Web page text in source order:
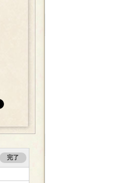
完了